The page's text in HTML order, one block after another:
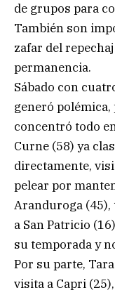
de grupos para
También son
zafar del
permanencia.
Sábado con
generó
concentró todo
Curne (58) ya
directamente,
pelear por
Aranduroga
a San Patricio
su temporada y
Por su parte,
visita a Capri